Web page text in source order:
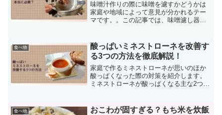
味噌汁作りの際に味噌を濾すかどうかは
家庭や地域によって意見が分かれるテー
マです。。この記事では、味噌濾し器の
います。
食べ物
酸っぱいミネストローネを改善す
る3つの方法を徹底解説！
家庭で作るミネストローネが思いのほか
酸っぱくなった際の対策を紹介します。
ミネストローネが酸っぱくなる主な2つの
説しています。
食べ物
おこわが固すぎる？もち米を炊飯